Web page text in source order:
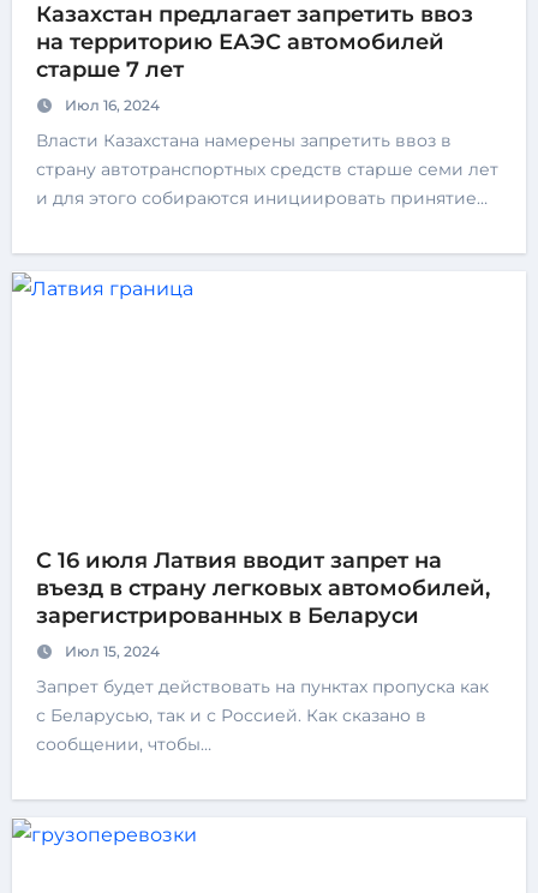
Казахстан предлагает запретить ввоз
на территорию ЕАЭС автомобилей
старше 7 лет
Июл 16, 2024
Власти Казахстана намерены запретить ввоз в
страну автотранспортных средств старше семи лет
и для этого собираются инициировать принятие…
С 16 июля Латвия вводит запрет на
въезд в страну легковых автомобилей,
зарегистрированных в Беларуси
Июл 15, 2024
Запрет будет действовать на пунктах пропуска как
с Беларусью, так и с Россией. Как сказано в
сообщении, чтобы…